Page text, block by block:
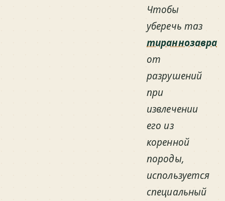
Чтобы
уберечь таз
тираннозавра
от
разрушений
при
извлечении
его из
коренной
породы,
используется
специальный